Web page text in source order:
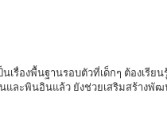
รื่องพื้นฐานรอบตัวที่เด็กๆ ต้องเรี
ละพินอินแล้ว ยังช่วยเสริมสร้างพั